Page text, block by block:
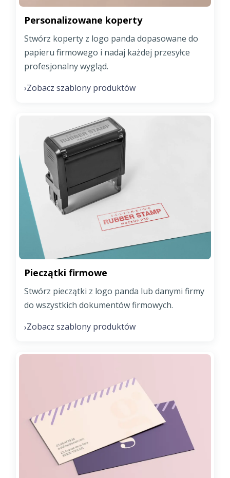
Personalizowane koperty
Stwórz koperty z logo panda dopasowane do
papieru firmowego i nadaj każdej przesyłce
profesjonalny wygląd.
›Zobacz szablony produktów
Pieczątki firmowe
Stwórz pieczątki z logo panda lub danymi firmy
do wszystkich dokumentów firmowych.
›Zobacz szablony produktów